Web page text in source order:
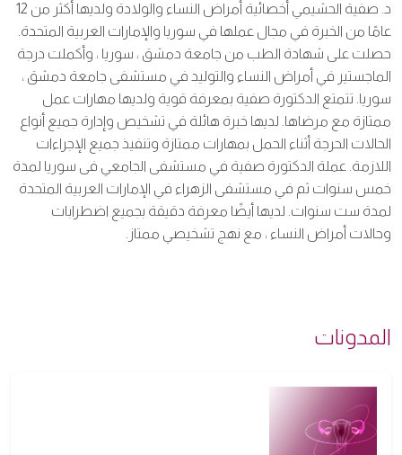
د. صفية الحشيمي أخصائية أمراض النساء والولادة ولديها أكثر من 12
عامًا من الخبرة في مجال عملها في سوريا والإمارات العربية المتحدة.
حصلت على شهادة الطب من جامعة دمشق ، سوريا ، وأكملت درجة
الماجستير في أمراض النساء والتوليد في مستشفى جامعة دمشق ،
سوريا. تتمتع الدكتورة صفية بمعرفة قوية ولديها مهارات عمل
ممتازة مع مرضاها. لديها خبرة هائلة في تشخيص وإدارة جميع أنواع
الحالات الحرجة أثناء الحمل بمهارات ممتازة وتنفيذ جميع الإجراءات
اللازمة. عملة الدكتورة صفية في مستشفى الجامعي فى سوريا لمدة
خمس سنوات ثم في مستشفى الزهراء في الإمارات العربية المتحدة
لمدة ست سنوات. لديها أيضًا معرفة دقيقة بجميع اضطرابات
وحالات أمراض النساء ، مع نهج تشخيصي ممتاز.
المدونات